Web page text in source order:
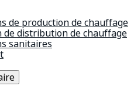
de production de chauffage
de distribution de chauffage
sanitaires